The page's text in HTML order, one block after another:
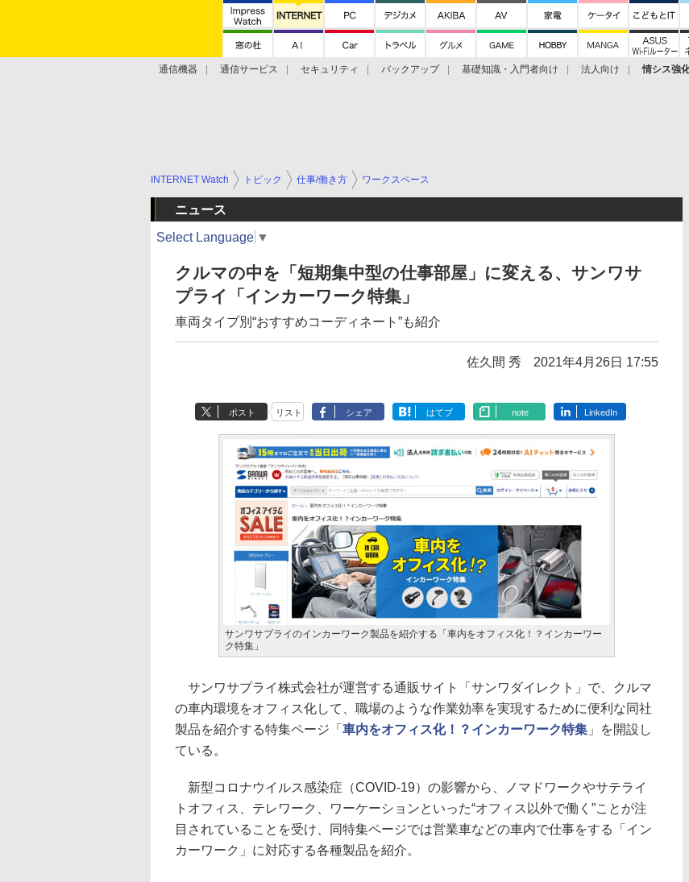
通信機器 通信サービス セキュリティ バックアップ 基礎知識・入門者向け 法人向け 情シス強
INTERNET Watch トピック 仕事/働き方 ワークスペース
ニュース
Select Language ▼
クルマの中を「短期集中型の仕事部屋」に変える、サンワサ
プライ「インカーワーク特集」
車両タイプ別“おすすめコーディネート”も紹介
佐久間 秀 2021年4月26日 17:55
ポスト リスト シェア はてブ note LinkedIn
サンワサプライのインカーワーク製品を紹介する「車内をオフィス化！？インカーワー
ク特集」
サンワサプライ株式会社が運営する通販サイト「サンワダイレクト」で、クルマ
の車内環境をオフィス化して、職場のような作業効率を実現するために便利な同社
製品を紹介する特集ページ「 車内をオフィス化！？インカーワーク特集 」を開設し
ている。
新型コロナウイルス感染症（COVID-19）の影響から、ノマドワークやサテライ
トオフィス、テレワーク、ワーケーションといった“オフィス以外で働く”ことが注
目されていることを受け、同特集ページでは営業車などの車内で仕事をする「イン
カーワーク」に対応する各種製品を紹介。